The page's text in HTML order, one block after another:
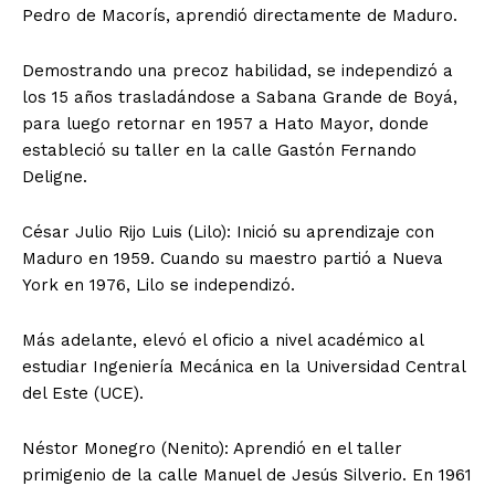
Pedro de Macorís, aprendió directamente de Maduro.
Demostrando una precoz habilidad, se independizó a
los 15 años trasladándose a Sabana Grande de Boyá,
para luego retornar en 1957 a Hato Mayor, donde
estableció su taller en la calle Gastón Fernando
Deligne.
César Julio Rijo Luis (Lilo): Inició su aprendizaje con
Maduro en 1959. Cuando su maestro partió a Nueva
York en 1976, Lilo se independizó.
Más adelante, elevó el oficio a nivel académico al
estudiar Ingeniería Mecánica en la Universidad Central
del Este (UCE).
Néstor Monegro (Nenito): Aprendió en el taller
primigenio de la calle Manuel de Jesús Silverio. En 1961